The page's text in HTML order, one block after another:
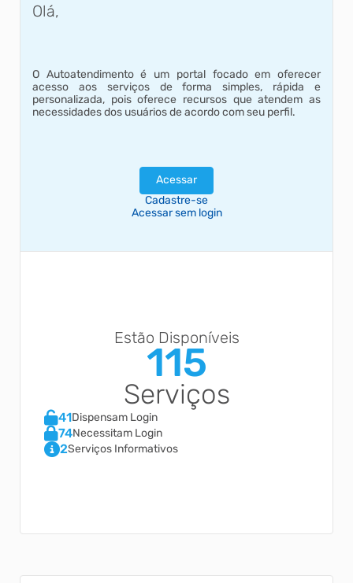
Olá,
O Autoatendimento é um portal focado em oferecer
acesso aos serviços de forma simples, rápida e
personalizada, pois oferece recursos que atendem as
necessidades dos usuários de acordo com seu perfil.
Acessar
Cadastre-se
Acessar sem login
Estão Disponíveis
115
Serviços
41Dispensam Login
74Necessitam Login
2Serviços Informativos